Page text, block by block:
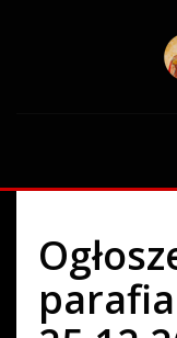
OGŁOSZENIA
OGŁOSZENIA